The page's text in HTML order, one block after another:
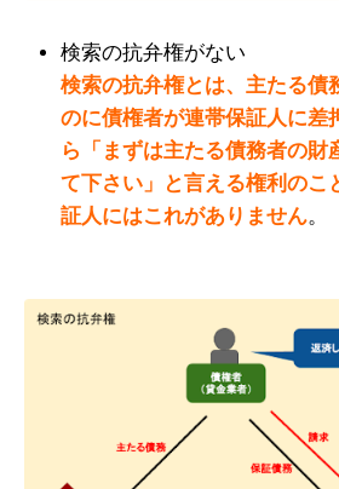
検索の抗弁権がない
検索の抗弁権とは、主たる債
のに債権者が連帯保証人に差
ら
「まずは主たる債務者の
て下さい」と言える権利のこ
証人にはこれがありません。